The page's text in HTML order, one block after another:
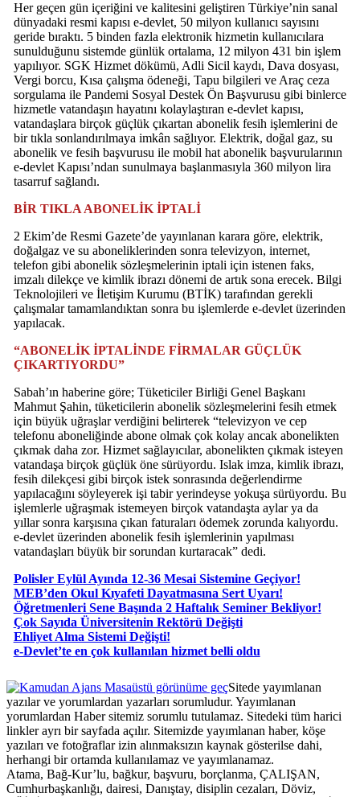
Her geçen gün içeriğini ve kalitesini geliştiren Türkiye’nin sanal
dünyadaki resmi kapısı e-devlet, 50 milyon kullanıcı sayısını
geride bıraktı. 5 binden fazla elektronik hizmetin kullanıcılara
sunulduğunu sistemde günlük ortalama, 12 milyon 431 bin işlem
yapılıyor. SGK Hizmet dökümü, Adli Sicil kaydı, Dava dosyası,
Vergi borcu, Kısa çalışma ödeneği, Tapu bilgileri ve Araç ceza
sorgulama ile Pandemi Sosyal Destek Ön Başvurusu gibi binlerce
hizmetle vatandaşın hayatını kolaylaştıran e-devlet kapısı,
vatandaşlara birçok güçlük çıkartan abonelik fesih işlemlerini de
bir tıkla sonlandırılmaya imkân sağlıyor. Elektrik, doğal gaz, su
abonelik ve fesih başvurusu ile mobil hat abonelik başvurularının
e-devlet Kapısı’ndan sunulmaya başlanmasıyla 360 milyon lira
tasarruf sağlandı.
BİR TIKLA ABONELİK İPTALİ
2 Ekim’de Resmi Gazete’de yayınlanan karara göre, elektrik,
doğalgaz ve su aboneliklerinden sonra televizyon, internet,
telefon gibi abonelik sözleşmelerinin iptali için istenen faks,
imzalı dilekçe ve kimlik ibrazı dönemi de artık sona erecek. Bilgi
Teknolojileri ve İletişim Kurumu (BTİK) tarafından gerekli
çalışmalar tamamlandıktan sonra bu işlemlerde e-devlet üzerinden
yapılacak.
“ABONELİK İPTALİNDE FİRMALAR GÜÇLÜK
ÇIKARTIYORDU”
Sabah’ın haberine göre; Tüketiciler Birliği Genel Başkanı
Mahmut Şahin, tüketicilerin abonelik sözleşmelerini fesih etmek
için büyük uğraşlar verdiğini belirterek “televizyon ve cep
telefonu aboneliğinde abone olmak çok kolay ancak abonelikten
çıkmak daha zor. Hizmet sağlayıcılar, abonelikten çıkmak isteyen
vatandaşa birçok güçlük öne sürüyordu. Islak imza, kimlik ibrazı,
fesih dilekçesi gibi birçok istek sonrasında değerlendirme
yapılacağını söyleyerek işi tabir yerindeyse yokuşa sürüyordu. Bu
işlemlerle uğraşmak istemeyen birçok vatandaşta aylar ya da
yıllar sonra karşısına çıkan faturaları ödemek zorunda kalıyordu.
e-devlet üzerinden abonelik fesih işlemlerinin yapılması
vatandaşları büyük bir sorundan kurtaracak” dedi.
Polisler Eylül Ayında 12-36 Mesai Sistemine Geçiyor!
MEB’den Okul Kıyafeti Dayatmasına Sert Uyarı!
Öğretmenleri Sene Başında 2 Haftalık Seminer Bekliyor!
Çok Sayıda Üniversitenin Rektörü Değişti
Ehliyet Alma Sistemi Değişti!
e-Devlet’te en çok kullanılan hizmet belli oldu
Masaüstü görünüme geçSitede yayımlanan
yazılar ve yorumlardan yazarları sorumludur. Yayımlanan
yorumlardan Haber sitemiz sorumlu tutulamaz. Sitedeki tüm harici
linkler ayrı bir sayfada açılır. Sitemizde yayımlanan haber, köşe
yazıları ve fotoğraflar izin alınmaksızın kaynak gösterilse dahi,
herhangi bir ortamda kullanılamaz ve yayımlanamaz.
Atama, Bağ-Kur’lu, bağkur, başvuru, borçlanma, ÇALIŞAN,
Cumhurbaşkanlığı, dairesi, Danıştay, disiplin cezaları, Döviz,